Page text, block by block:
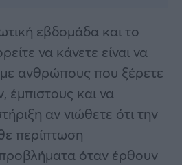
εβδομάδα και το
να κάνετε είναι να
ανθρώπους που ξέρετε
έμπιστους και να
αν νιώθετε ότι την
περίπτωση
όταν έρθουν